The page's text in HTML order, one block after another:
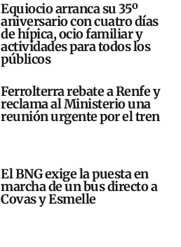
Equiocio arranca su 35º
aniversario con cuatro días
de hípica, ocio familiar y
actividades para todos los
públicos
Ferrolterra rebate a Renfe y
reclama al Ministerio una
reunión urgente por el tren
El BNG exige la puesta en
marcha de un bus directo a
Covas y Esmelle